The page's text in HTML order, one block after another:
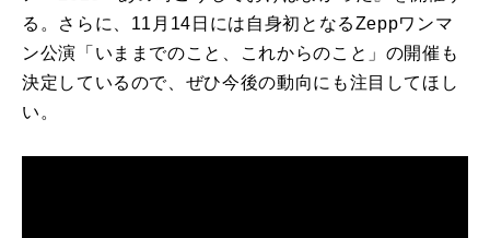
る。さらに、11月14日には自身初となるZeppワンマ
ン公演「いままでのこと、これからのこと」の開催も
決定しているので、ぜひ今後の動向にも注目してほし
い。